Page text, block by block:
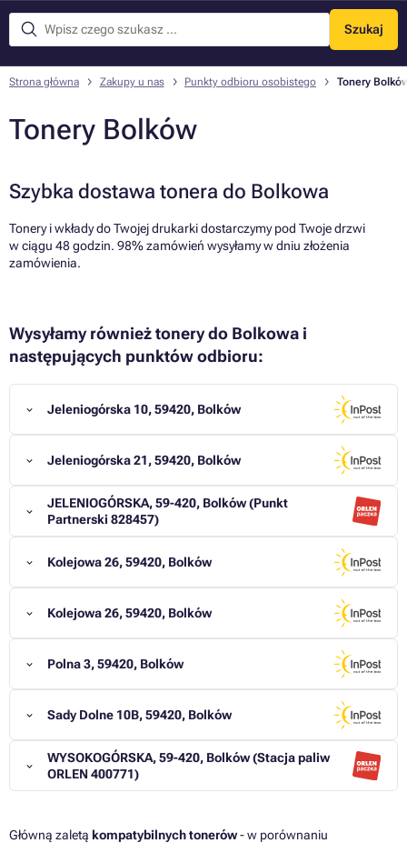
Szukaj
Menu
Strona główna Zakupy u nas Punkty odbioru osobistego Tonery
Tonery Bolków
Szybka dostawa tonera do Bolkowa
Tonery i wkłady do Twojej drukarki dostarczymy pod Twoje drzwi
w ciągu 48 godzin. 98% zamówień wysyłamy w dniu złożenia
zamówienia.
Wysyłamy również tonery do Bolkowa i
następujących punktów odbioru:
Jeleniogórska 10, 59420, Bolków
Jeleniogórska 21, 59420, Bolków
JELENIOGÓRSKA, 59-420, Bolków (Punkt
Partnerski 828457)
Kolejowa 26, 59420, Bolków
Kolejowa 26, 59420, Bolków
Polna 3, 59420, Bolków
Sady Dolne 10B, 59420, Bolków
WYSOKOGÓRSKA, 59-420, Bolków (Stacja paliw
ORLEN 400771)
Główną zaletą kompatybilnych tonerów- w porównaniu